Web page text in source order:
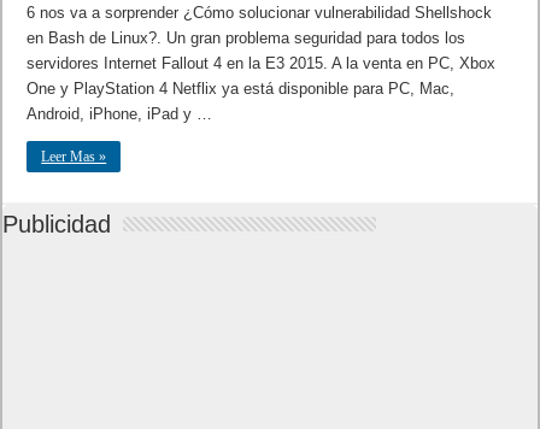
6 nos va a sorprender ¿Cómo solucionar vulnerabilidad Shellshock
en Bash de Linux?. Un gran problema seguridad para todos los
servidores Internet Fallout 4 en la E3 2015. A la venta en PC, Xbox
One y PlayStation 4 Netflix ya está disponible para PC, Mac,
Android, iPhone, iPad y …
Leer Mas »
Publicidad